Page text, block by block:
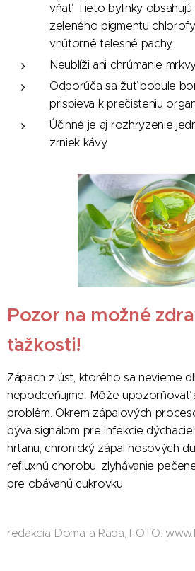
vňať. Tieto bylinky
zeleného pigmentu
vnútorné telesné pachy.
Neublíži ani chrúmanie
Odporúča sa žuť bobule
prispieva k prečisteniu
Účinné je aj rozhryzenie
zrniek kávy.
Pozor na možné
ťažkosti!
Zápach z úst, ktorého sa nevieme
nepodceňujme. Môže upozorňovať
problém. Okrem zápalových
býva signálom pre infekcie
hrtanu, chronický zápal nosových
refluxnú chorobu, zlyhávanie
pre obávanú cukrovku.
redakcia Doma a Rada, FOTO: